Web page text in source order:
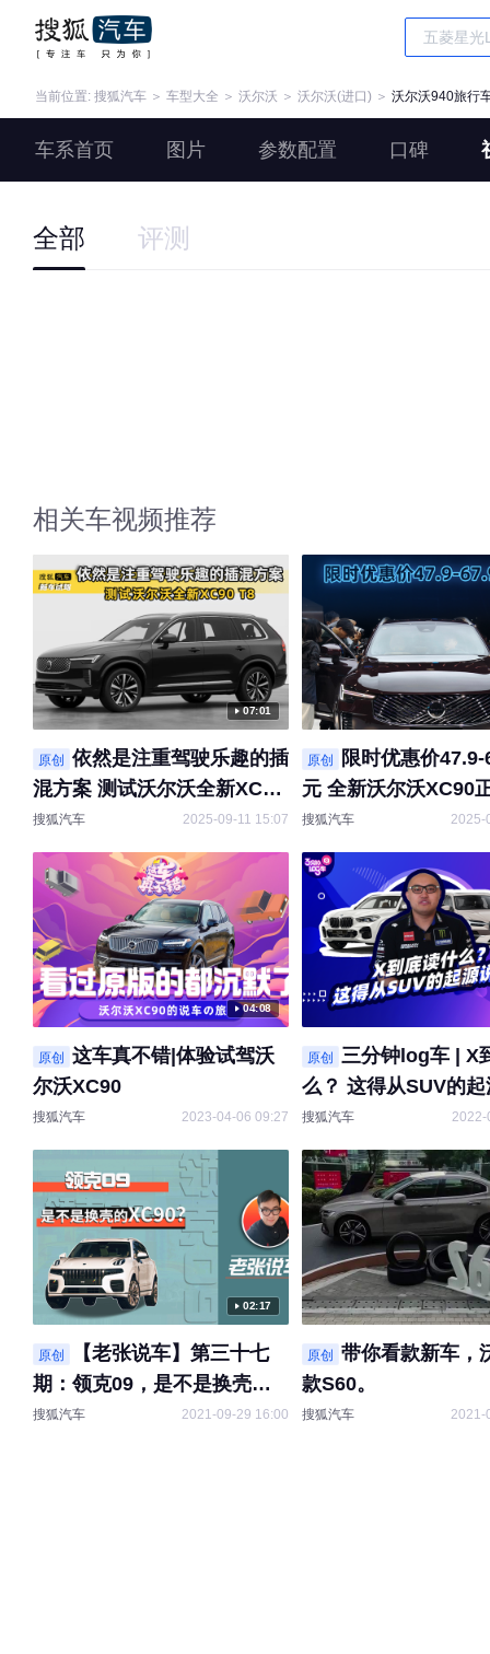
当前位置: 搜狐汽车 ＞ 车型大全 ＞ 沃尔沃 ＞ 沃尔沃(进口) ＞ 沃尔沃940旅行
车系首页 图片 参数配置 口碑
全部 评测
相关车视频推荐
07:01
原创
依然是注重驾驶乐趣的插
混方案 测试沃尔沃全新XC90
T8
搜狐汽车 2025-09-11 15:07
原创
限时优惠价
元 全新沃尔沃XC90
搜狐汽车 2025-
04:08
原创
这车真不错|体验试驾沃
尔沃XC90
搜狐汽车 2023-04-06 09:27
原创
三分钟log车 | X
么？ 这得从SUV的
了
搜狐汽车 2022-
02:17
原创
【老张说车】第三十七
期：领克09，是不是换壳的
XC90？
搜狐汽车 2021-09-29 16:00
原创
带你看款新车，
款S60。
搜狐汽车 2021-